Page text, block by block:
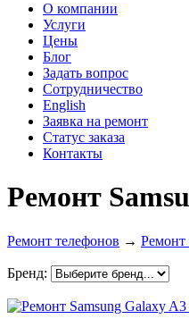
О компании
Услуги
Цены
Блог
Задать вопрос
Сотрудничество
English
Заявка на ремонт
Статус заказа
Контакты
Ремонт
Ремонт телефонов → Ремонт
Бренд: